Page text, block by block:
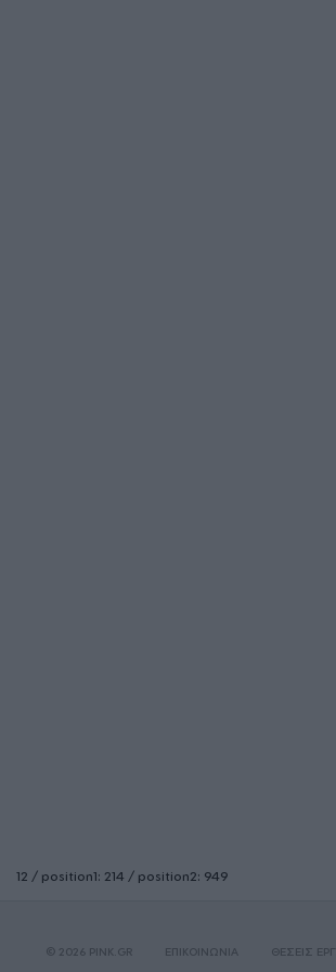
12 / position1: 214 / position2: 949
© 2026 PINK.GR ΕΠΙΚΟΙΝΩΝΙΑ ΘΕΣΕΙΣ